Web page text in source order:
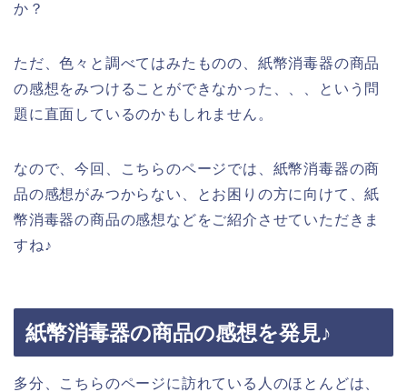
か？
ただ、色々と調べてはみたものの、紙幣消毒器の商品
の感想をみつけることができなかった、、、という問
題に直面しているのかもしれません。
なので、今回、こちらのページでは、紙幣消毒器の商
品の感想がみつからない、とお困りの方に向けて、紙
幣消毒器の商品の感想などをご紹介させていただきま
すね♪
紙幣消毒器の商品の感想を発見♪
多分、こちらのページに訪れている人のほとんどは、